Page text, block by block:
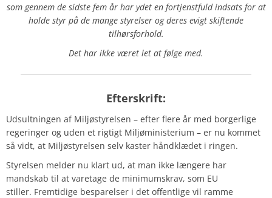
som gennem de sidste fem år har ydet en fortjenstfuld indsats for at
holde styr på de mange styrelser og deres evigt skiftende
tilhørsforhold.
Det har ikke været let at følge med.
Efterskrift:
Udsultningen af Miljøstyrelsen – efter flere år med borgerlige
regeringer og uden et rigtigt Miljøministerium – er nu kommet
så vidt, at Miljøstyrelsen selv kaster håndklædet i ringen.
Styrelsen melder nu klart ud, at man ikke længere har
mandskab til at varetage de minimumskrav, som EU
stiller. Fremtidige besparelser i det offentlige vil ramme